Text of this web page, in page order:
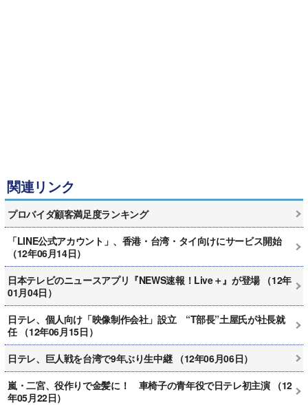
関連リンク
プロバイダ顧客満足度ランキング
「LINE公式アカウント」、香港・台湾・タイ向けにサービス開始
（12年06月14日）
日本テレビのニュースアプリ『NEWS速報！Live＋』が登場 （12年
01月04日）
日テレ、個人向け「映像制作会社」設立 “T部長”土屋氏が社長就
任 （12年06月15日）
日テレ、巨人戦を台湾で9年ぶり生中継 （12年06月06日）
嵐・二宮、役作りで金髪に！ 車椅子の青年役で日テレ初主演 （12
年05月22日）